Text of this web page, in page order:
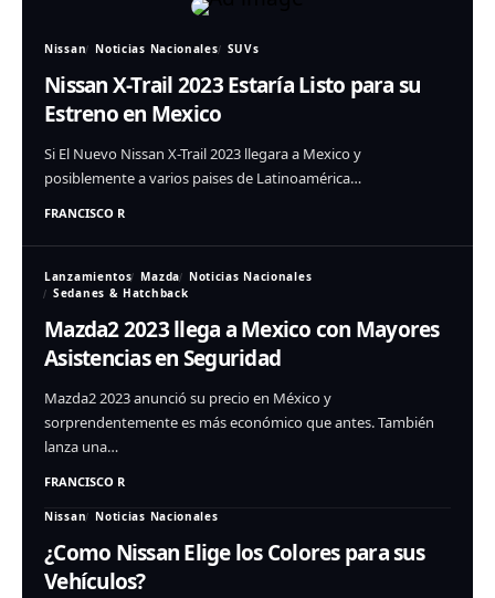
Nissan Noticias Nacionales SUVs
Nissan X-Trail 2023 Estaría Listo para su
Estreno en Mexico
Si El Nuevo Nissan X-Trail 2023 llegara a Mexico y
posiblemente a varios paises de Latinoamérica…
FRANCISCO R
Lanzamientos Mazda
Noticias Nacionales
Sedanes & Hatchback
Mazda2 2023 llega a Mexico con Mayores
Asistencias en Seguridad
Mazda2 2023 anunció su precio en México y
sorprendentemente es más económico que antes. También
lanza una…
FRANCISCO R
Nissan Noticias Nacionales
¿Como Nissan Elige los Colores para sus
Vehículos?